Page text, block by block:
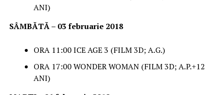
ANI)
SÂMBĂTĂ – 03 februarie 2018
ORA 11:00 ICE AGE 3 (FILM 3D; A.G.)
ORA 17:00 WONDER WOMAN (FILM 3D; A.P.+12
ANI)